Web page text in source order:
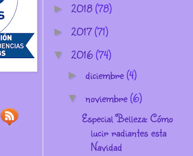
► 2018(78)
► 2017(71)
▼ 2016(74)
► diciembre(4)
▼ noviembre(6)
Especial Belleza: Cómo
lucir radiantes esta
Navidad